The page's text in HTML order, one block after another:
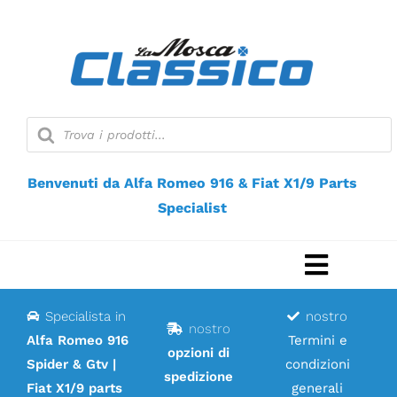
contenuto
Ricerca
prodotti
Benvenuti da Alfa Romeo 916 & Fiat X1/9 Parts
Specialist
a
Negozio web
Specialista in
Alfa Romeo 916
Spider & Gtv |
Fiat X1/9 parts
nostro
opzioni di
spedizione
nostro
Termini e
condizioni
generali